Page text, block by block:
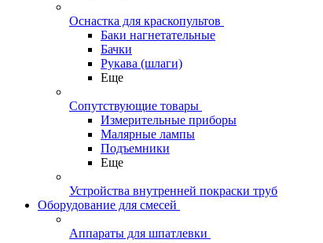
Оснастка для краскопультов
Баки нагнетательные
Бачки
Рукава (шлаги)
Еще
Сопутствующие товары
Измерительные приборы
Малярные лампы
Подъемники
Еще
Устройства внутренней покраски труб
Оборудование для смесей
Аппараты для шпатлевки